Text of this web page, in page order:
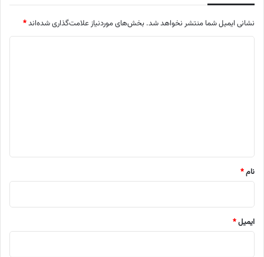
نشانی ایمیل شما منتشر نخواهد شد. بخش‌های موردنیاز علامت‌گذاری شده‌اند*
نام*
ایمیل*